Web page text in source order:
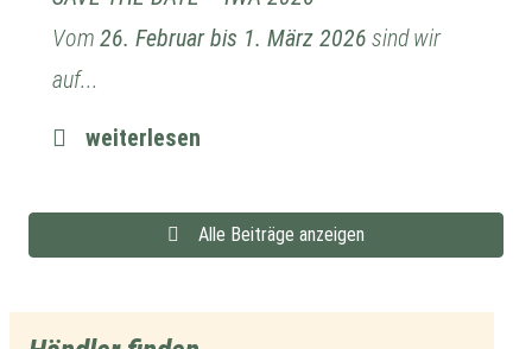
Vom 26. Februar bis 1. März 2026 sind wir
auf...
weiterlesen
Alle Beiträge anzeigen